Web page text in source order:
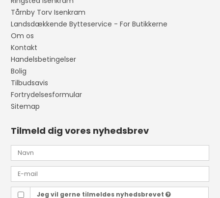
Tårnby Torv Isenkram
Landsdækkende Bytteservice - For Butikkerne
Om os
Kontakt
Handelsbetingelser
Bolig
Tilbudsavis
Fortrydelsesformular
Sitemap
Tilmeld dig vores nyhedsbrev
Jeg vil gerne tilmeldes nyhedsbrevet